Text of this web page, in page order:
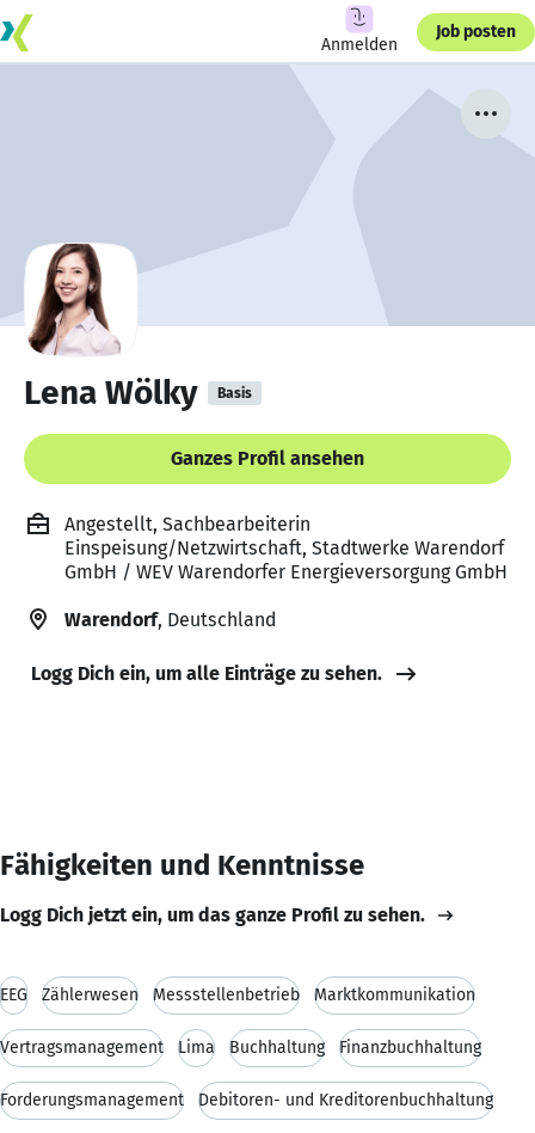
Anmelden
Job posten
Lena Wölky Basis
Ganzes Profil ansehen
Angestellt, Sachbearbeiterin
Einspeisung/Netzwirtschaft, Stadtwerke Warendorf
GmbH / WEV Warendorfer Energieversorgung GmbH
Warendorf, Deutschland
Logg Dich ein, um alle Einträge zu sehen.
Fähigkeiten und Kenntnisse
Logg Dich jetzt ein, um das ganze Profil zu sehen.
EEG Zählerwesen Messstellenbetrieb Marktkommunikation
Vertragsmanagement Lima Buchhaltung Finanzbuchhaltung
Forderungsmanagement Debitoren- und Kreditorenbuchhaltung